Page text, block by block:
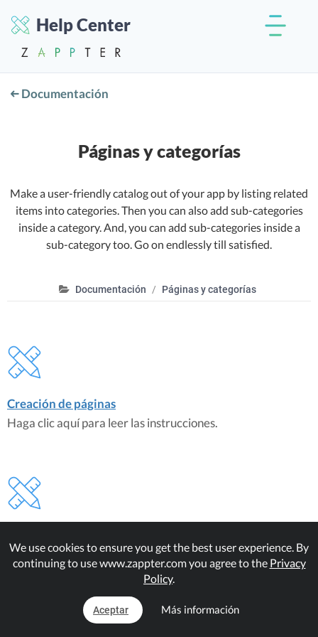
Help Center
Documentación
Páginas y categorías
Make a user-friendly catalog out of your app by listing related
items into categories. Then you can also add sub-categories
inside a category. And, you can add sub-categories inside a
sub-category too. Go on endlessly till satisfied.
Documentación Páginas y categorías
Creación de páginas
Haga clic aquí para leer las instrucciones.
Haga clic aquí para leer las instrucciones.
We use cookies to ensure you get the best user experience. By
continuing to use www.zappter.com you agree to the Privacy
Policy.
Aceptar Más información